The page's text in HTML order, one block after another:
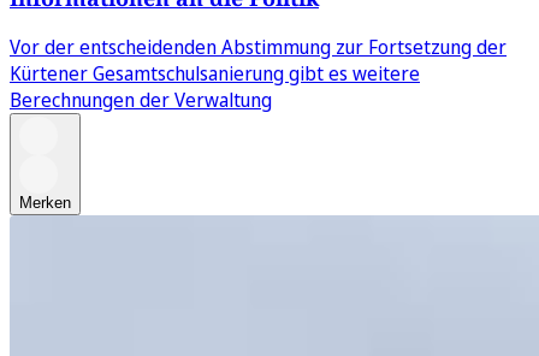
Vor der entscheidenden Abstimmung zur Fortsetzung der
Kürtener Gesamtschulsanierung gibt es weitere
Berechnungen der Verwaltung
Merken